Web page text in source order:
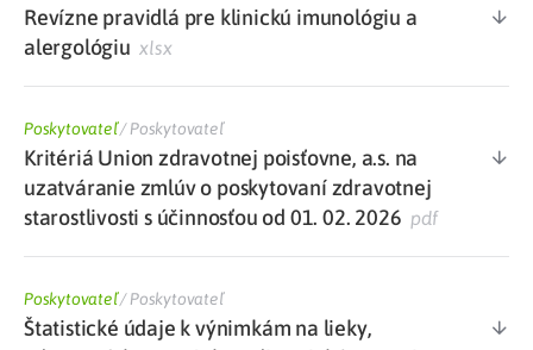
Revízne pravidlá pre klinickú imunológiu a
alergológiu xlsx
Poskytovateľ/Poskytovateľ
Kritériá Union zdravotnej poisťovne, a.s. na
uzatváranie zmlúv o poskytovaní zdravotnej
starostlivosti s účinnosťou od 01. 02. 2026 pdf
Poskytovateľ/Poskytovateľ
Štatistické údaje k výnimkám na lieky,